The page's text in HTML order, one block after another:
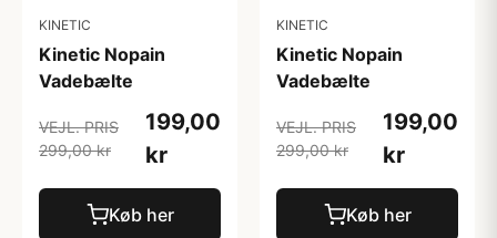
KINETIC
Kinetic Nopain
Vadebælte
VEJL. PRIS
299,00 kr
199,00
kr
Køb her
KINETIC
Kinetic Nopain
Vadebælte
VEJL. PRIS
299,00 kr
199,00
kr
Køb her